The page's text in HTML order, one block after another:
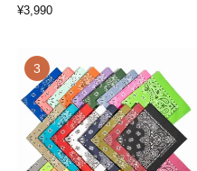
¥3,990